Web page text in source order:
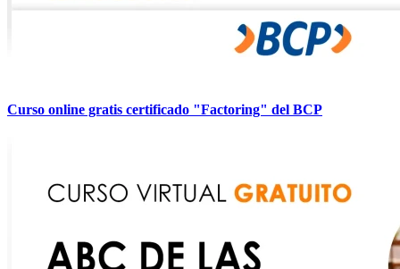
Curso online gratis certificado "Factoring" del BCP